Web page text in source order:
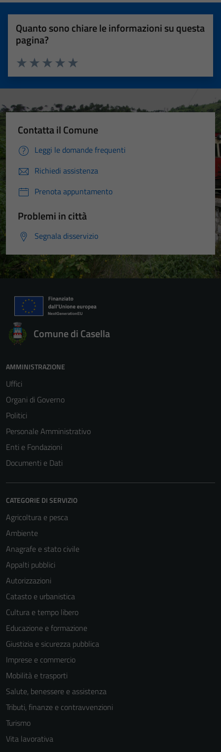
Quanto sono chiare le informazioni su questa
pagina?
Valuta 5 stelle su 5
Valuta 4 stelle su 5
Valuta 3 stelle su 5
Valuta 2 stelle su 5
Valuta 1 stelle su 5
Contatta il Comune
Leggi le domande frequenti
Richiedi assistenza
Prenota appuntamento
Problemi in città
Segnala disservizio
Comune di Casella
AMMINISTRAZIONE
Uffici
Organi di Governo
Politici
Personale Amministrativo
Enti e Fondazioni
Documenti e Dati
CATEGORIE DI SERVIZIO
Agricoltura e pesca
Ambiente
Anagrafe e stato civile
Appalti pubblici
Autorizzazioni
Catasto e urbanistica
Cultura e tempo libero
Educazione e formazione
Giustizia e sicurezza pubblica
Imprese e commercio
Mobilità e trasporti
Salute, benessere e assistenza
Tributi, finanze e contravvenzioni
Turismo
Vita lavorativa